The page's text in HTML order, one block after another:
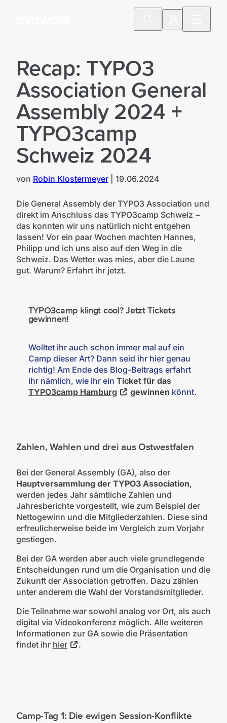
Recap: TYPO3
Association General
Assembly 2024 +
TYPO3camp
Schweiz 2024
von Robin Klostermeyer| 19.06.2024
Die General Assembly der TYPO3 Association und
direkt im Anschluss das TYPO3camp Schweiz −
das konnten wir uns natürlich nicht entgehen
lassen! Vor ein paar Wochen machten Hannes,
Philipp und ich uns also auf den Weg in die
Schweiz. Das Wetter was mies, aber die Laune
gut. Warum? Erfahrt ihr jetzt.
TYPO3camp klingt cool? Jetzt Tickets
gewinnen!
Wolltet ihr auch schon immer mal auf ein
Camp dieser Art? Dann seid ihr hier genau
richtig! Am Ende des Blog-Beitrags erfahrt
ihr nämlich, wie ihr ein Ticket für das
TYPO3camp Hamburg
gewinnen könnt.
Zahlen, Wahlen und drei aus Ostwestfalen
Bei der General Assembly (GA), also der
Hauptversammlung der TYPO3 Association,
werden jedes Jahr sämtliche Zahlen und
Jahresberichte vorgestellt, wie zum Beispiel der
Nettogewinn und die Mitgliederzahlen. Diese sind
erfreulicherweise beide im Vergleich zum Vorjahr
gestiegen.
Bei der GA werden aber auch viele grundlegende
Entscheidungen rund um die Organisation und die
Zukunft der Association getroffen. Dazu zählen
unter anderem die Wahl der Vorstandsmitglieder.
Die Teilnahme war sowohl analog vor Ort, als auch
digital via Videokonferenz möglich. Alle weiteren
Informationen zur GA sowie die Präsentation
findet ihr hier .
Camp-Tag 1: Die ewigen Session-Konflikte